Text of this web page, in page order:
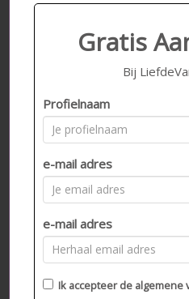
Gratis
Bij
Profielnaam
e-mail adres
e-mail adres
Ik accepteer de algemene